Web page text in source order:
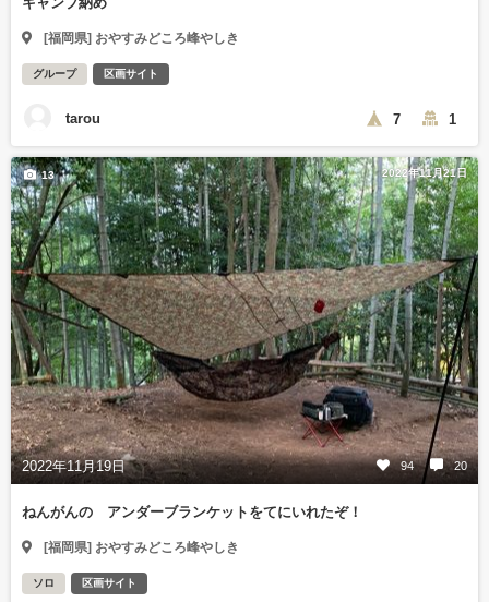
[福岡県] おやすみどころ峰やしき
グループ 区画サイト
tarou 7 1
2022年11月21日
2022年11月19日 94 20
13
ねんがんの アンダーブランケットをてにいれたぞ！
[福岡県] おやすみどころ峰やしき
ソロ 区画サイト